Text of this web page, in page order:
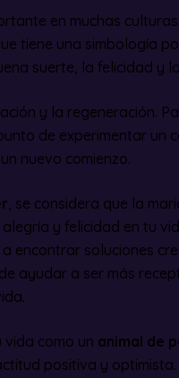
en muchas
tiene una simbología
suerte, la felicidad y
y la regeneración.
de experimentar un
nuevo comienzo.
, se considera que la
y felicidad en tu
encontrar soluciones
ayudar a ser más
vida como un animal de
positiva y